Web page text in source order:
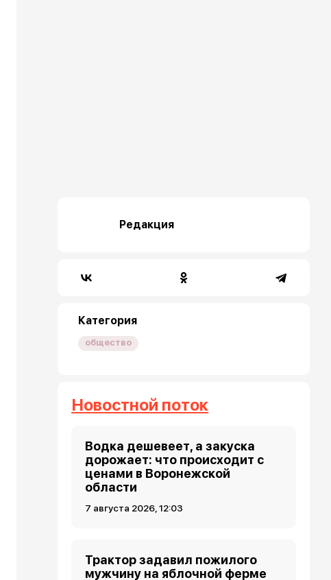
Редакция
Категория
общество
Новостной поток
Водка дешевеет, а закуска
дорожает: что происходит с
ценами в Воронежской
области
7 августа 2026, 12:03
Трактор задавил пожилого
мужчину на яблочной ферме